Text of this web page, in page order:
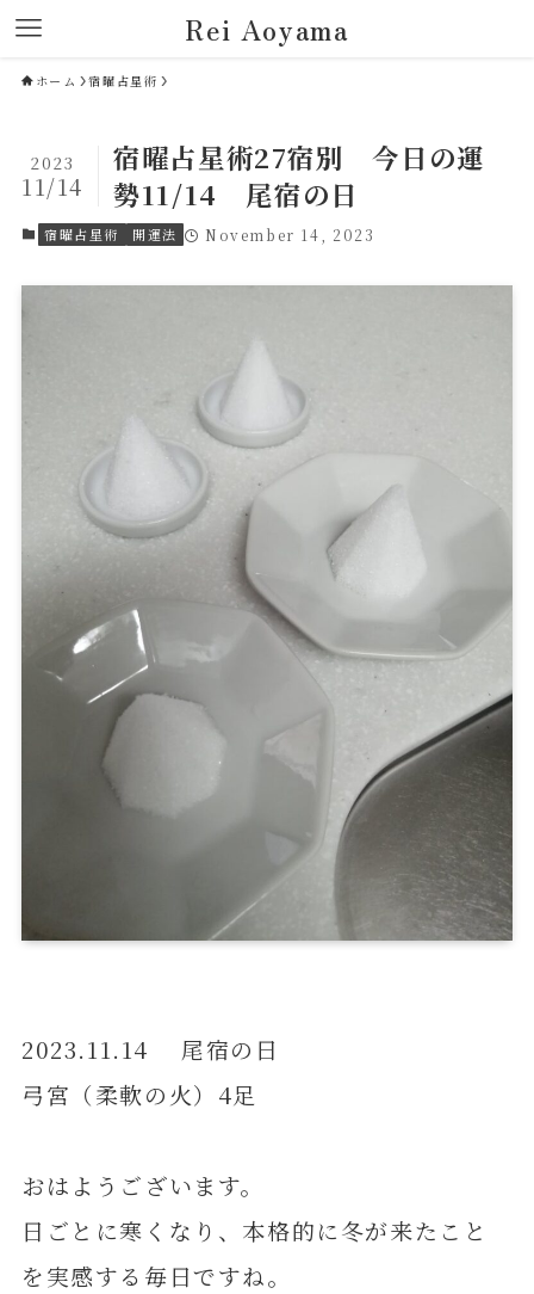
Rei Aoyama
ホーム 宿曜占星術
宿曜占星術27宿別 今日の運
勢11/14 尾宿の日
2023
11/14
宿曜占星術 開運法 November 14, 2023
2023.11.14 尾宿の日
弓宮（柔軟の火）4足
おはようございます。
日ごとに寒くなり、本格的に冬が来たこと
を実感する毎日ですね。